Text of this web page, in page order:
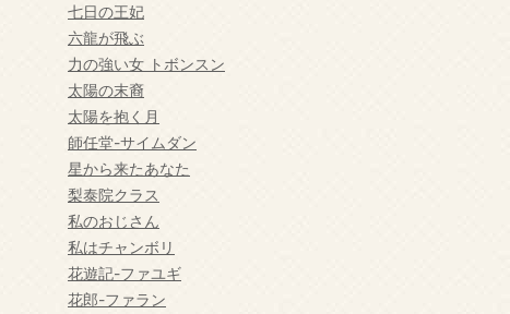
七日の王妃
六龍が飛ぶ
力の強い女 トボンスン
太陽の末裔
太陽を抱く月
師任堂-サイムダン
星から来たあなた
梨泰院クラス
私のおじさん
私はチャンボリ
花遊記-ファユギ
花郎-ファラン